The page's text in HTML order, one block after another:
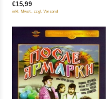
5
€15,99
inkl. Mwst., zzgl. Versand